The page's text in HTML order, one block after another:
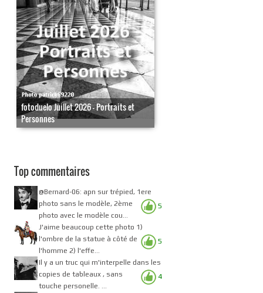
fotoduelo Juillet 2026 - Portraits et
Personnes
Top commentaires
5
@Bernard-06: apn sur trépied, 1ere
photo sans le modèle, 2ème
photo avec le modèle cou...
5
J'aime beaucoup cette photo 1)
l'ombre de la statue à côté de
l'homme 2) l'effe...
4
Il y a un truc qui m'interpelle dans les
copies de tableaux , sans
touche personelle. ...